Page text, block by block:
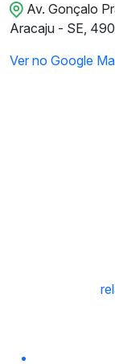
Av. Gonçalo
Aracaju - SE,
Ver no Google